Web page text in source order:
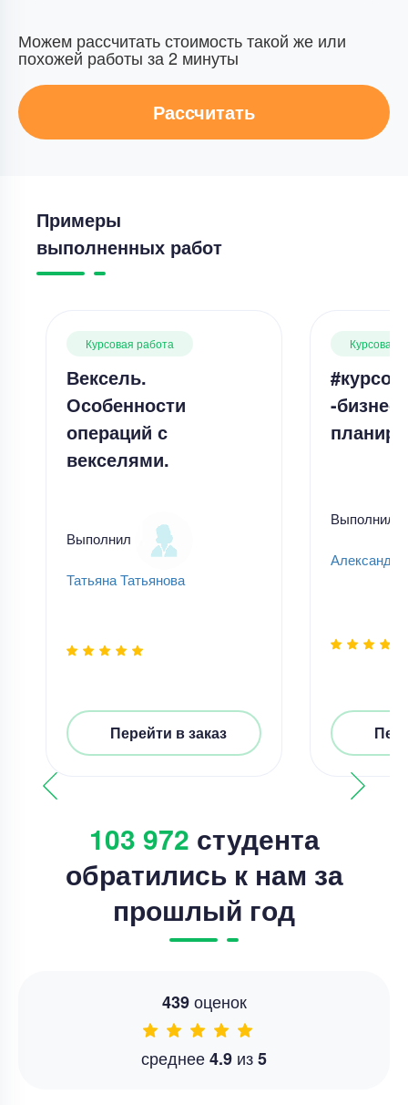
Можем рассчитать стоимость такой же или
похожей работы за 2 минуты
Рассчитать
Примеры
выполненных работ
Курсовая работа
Вексель.
Особенности
операций с
векселями.
Выполнил
Татьяна Татьянова
Перейти в заказ
Курсовая
-бизнес-
Выполнил
Александр
103 972 студента
обратились к нам за
прошлый год
439оценок
среднее4.9 из5